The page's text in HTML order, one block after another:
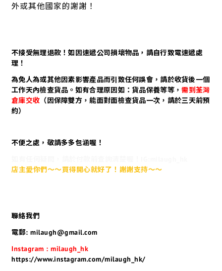
外或其他國家的謝謝！
不接受無理退款！如因速遞公司損壞物品，請自行致電速遞處
理！
為免人為或其他因素影響產品而引致任何誤會，請於收貨後一個
工作天內檢查貨品。如有合理原因如：貨品保養等等，需到荃灣
倉庫交收 （因保障雙方，能面對面檢查貨品一次，請於三天前預
約）
不便之處，敬請多多包涵喔！
店主愛你們～～買得開心就好了！謝謝支持～～
聯絡我們
電郵: milaugh@gmail.com
Instagram : milaugh_hk
https://www.instagram.com/milaugh_hk/